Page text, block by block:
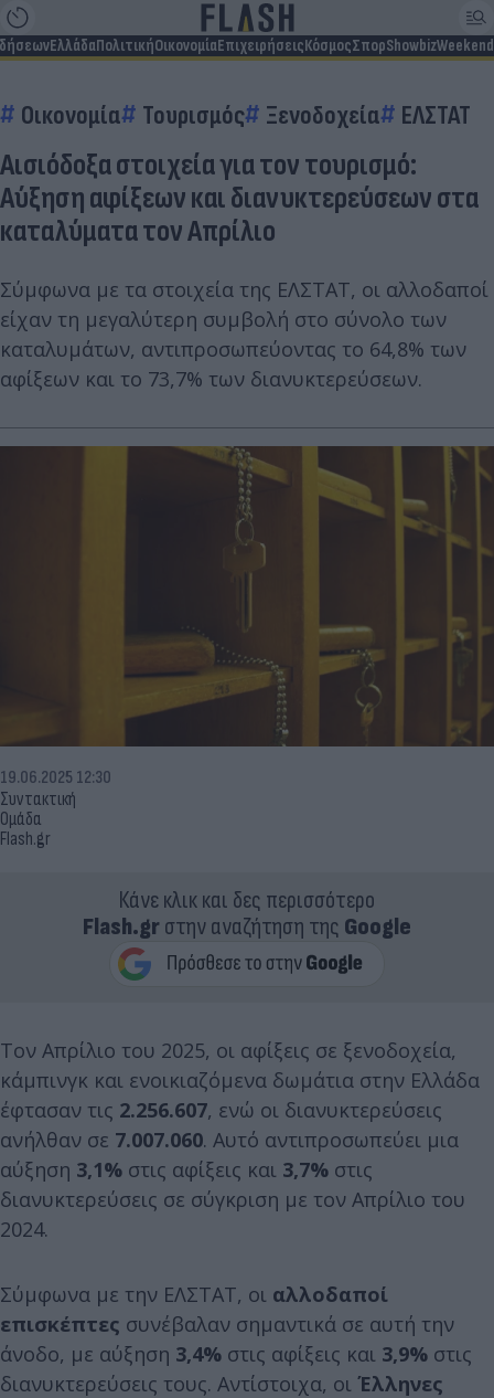
ΕλλάδαΠολιτικήΟικονομίαΕπιχειρήσειςΚόσμοςΣπορShowbizWeekend
Οικονομία Τουρισμός Ξενοδοχεία ΕΛΣΤΑΤ
Αισιόδοξα στοιχεία για τον τουρισμό:
Αύξηση αφίξεων και διανυκτερεύσεων στα
καταλύματα τον Απρίλιο
Σύμφωνα με τα στοιχεία της ΕΛΣΤΑΤ, οι αλλοδαποί
είχαν τη μεγαλύτερη συμβολή στο σύνολο των
καταλυμάτων, αντιπροσωπεύοντας το 64,8% των
αφίξεων και το 73,7% των διανυκτερεύσεων.
Συντακτική
Ομάδα
Flash.gr
19.06.2025 12:30
Κάνε κλικ και δες περισσότερο
Flash.grστην αναζήτηση της Google
Τον Απρίλιο του 2025, οι αφίξεις σε ξενοδοχεία,
κάμπινγκ και ενοικιαζόμενα δωμάτια στην Ελλάδα
έφτασαν τις 2.256.607, ενώ οι διανυκτερεύσεις
ανήλθαν σε 7.007.060. Αυτό αντιπροσωπεύει μια
αύξηση 3,1% στις αφίξεις και 3,7% στις
διανυκτερεύσεις σε σύγκριση με τον Απρίλιο του
2024.
Σύμφωνα με την ΕΛΣΤΑΤ, οι αλλοδαποί
επισκέπτες συνέβαλαν σημαντικά σε αυτή την
άνοδο, με αύξηση 3,4% στις αφίξεις και 3,9% στις
διανυκτερεύσεις τους. Αντίστοιχα, οι Έλληνες